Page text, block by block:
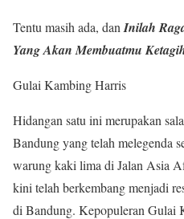
Tentu masih ada, dan Inilah
Yang Akan Membuatmu
Gulai Kambing Harris
Hidangan satu ini merupakan
Bandung yang telah melegenda
warung kaki lima di Jalan Asia
kini telah berkembang menjadi
di Bandung. Kepopuleran Gulai